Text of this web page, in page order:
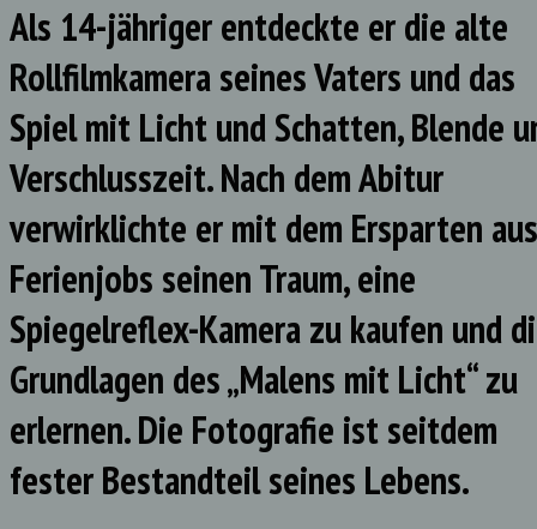
Als 14-jähriger entdeckte er die alte
Rollfilmkamera seines Vaters und das
Spiel mit Licht und Schatten, Blende
Verschlusszeit. Nach dem Abitur
verwirklichte er mit dem Ersparten aus
Ferienjobs seinen Traum, eine
Spiegelreflex-Kamera zu kaufen und
Grundlagen des „Malens mit Licht“ zu
erlernen. Die Fotografie ist seitdem
fester Bestandteil seines Lebens.